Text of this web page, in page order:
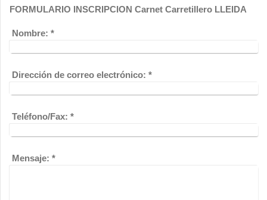
FORMULARIO INSCRIPCION Carnet Carretillero LLEIDA
Nombre: *
Dirección de correo electrónico: *
Teléfono/Fax: *
Mensaje: *